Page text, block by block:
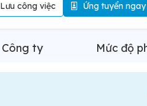
Lưu công việc Ứng tuyển ngay
Công ty Mức độ